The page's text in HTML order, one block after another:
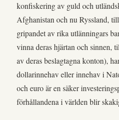
konfiskering av guld och
Afghanistan och nu Ryssland,
gripandet av rika utlänningars
vinna deras hjärtan och sinnen,
av deras beslagtagna konton),
dollarinnehav eller innehav i
och euro är en säker
förhållandena i världen blir